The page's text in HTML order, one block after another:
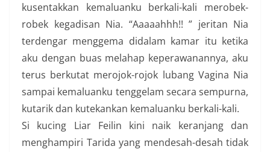
kusentakkan kemaluanku berkali-kali merobek-
robek kegadisan Nia. “Aaaaahhh!! ” jeritan Nia
terdengar menggema didalam kamar itu ketika
aku dengan buas melahap keperawanannya, aku
terus berkutat merojok-rojok lubang Vagina Nia
sampai kemaluanku tenggelam secara sempurna,
kutarik dan kutekankan kemaluanku berkali-kali.
Si kucing Liar Feilin kini naik keranjang dan
menghampiri Tarida yang mendesah-desah tidak